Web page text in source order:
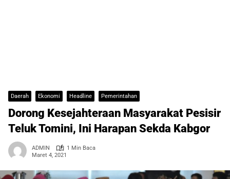
Daerah Ekonomi Headline Pemerintahan
Dorong Kesejahteraan Masyarakat Pesisir
Teluk Tomini, Ini Harapan Sekda Kabgor
ADMIN
1 Min Baca
Maret 4, 2021